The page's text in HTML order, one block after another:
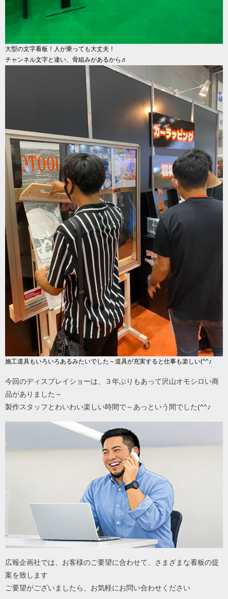
大型の文字看板！人が乗っても大丈夫！
チャンネル文字と違い、骨組みがあるから♬
施工道具もいろいろあるみたいでした～道具が充実すると仕事も楽しい(^^♪
今回のディスプレイショーは、３年ぶりもあって沢山オモシロい商
品がありました～
製作スタッフとわいわい楽しい時間で～あっという間でした(^^♪
広報企画社では、お客様のご要望に合わせて、さまざまな看板の提
案を致します
ご要望がございましたら、お気軽にお問い合わせください